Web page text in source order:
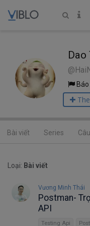
Dao
Bài viết Series
Loại: Bài viết
Vương Minh Thái
Postman-
API
Testing Api